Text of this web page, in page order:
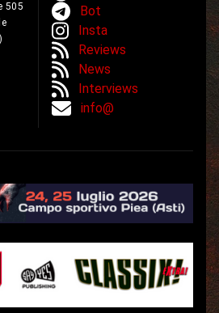
505
Bot
Insta
Reviews
News
Interviews
info@